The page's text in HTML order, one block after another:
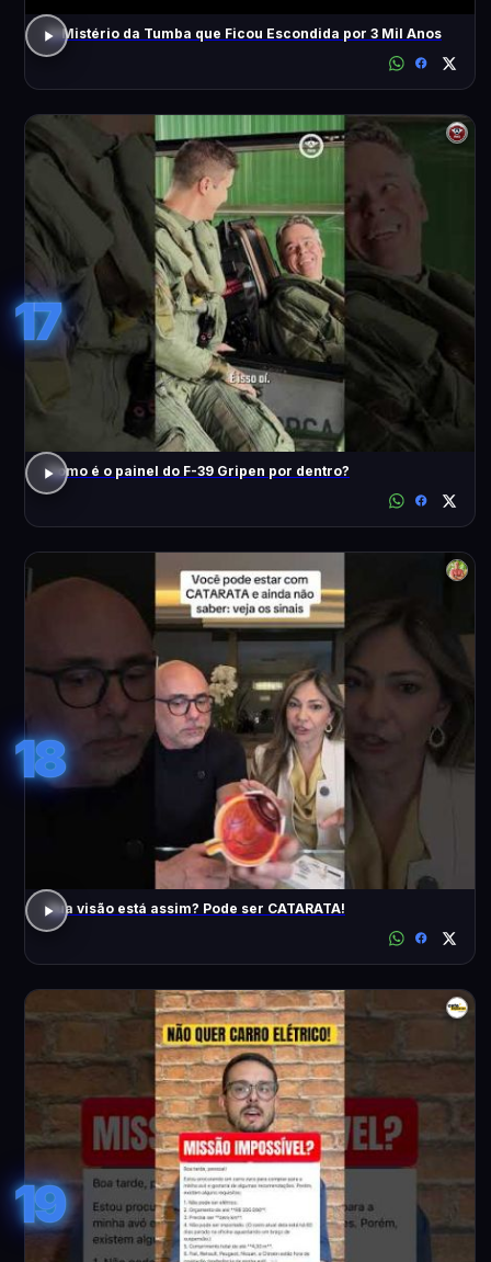
O Mistério da Tumba que Ficou Escondida por 3 Mil Anos
17
Como é o painel do F-39 Gripen por dentro?
18
Sua visão está assim? Pode ser CATARATA!
19